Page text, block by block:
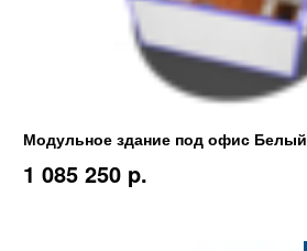
Модульное здание под офис Белый
1 085 250 p.